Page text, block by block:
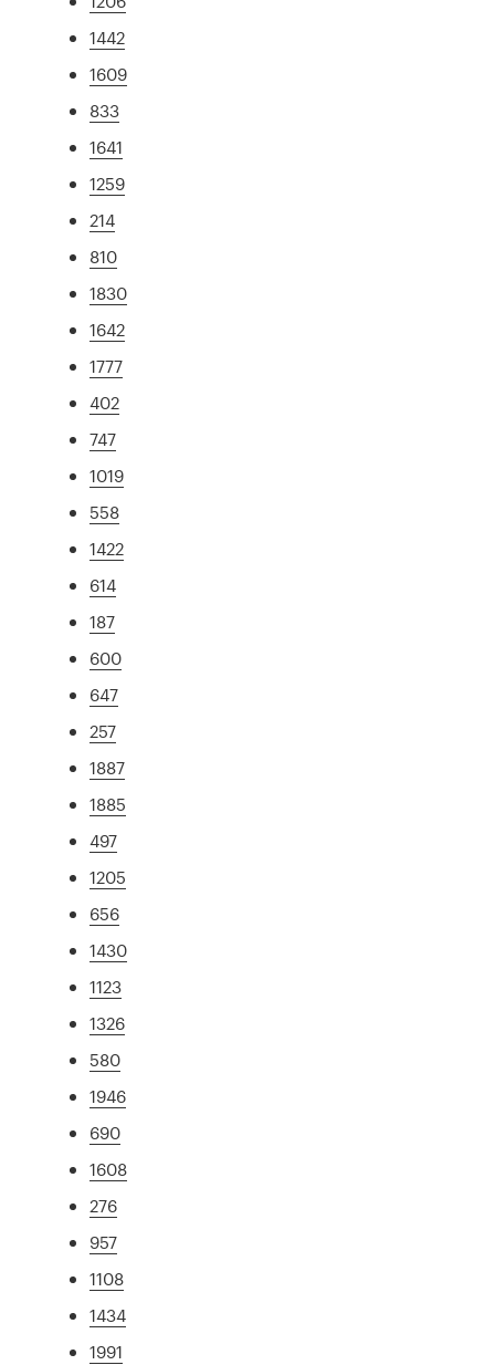
1442
1609
833
1641
1259
214
810
1830
1642
1777
402
747
1019
558
1422
614
187
600
647
257
1887
1885
497
1205
656
1430
1123
1326
580
1946
690
1608
276
957
1108
1434
1991